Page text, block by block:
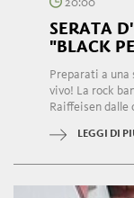
20:00
SERATA
"BLACK
Preparati a una
vivo! La rock
Raiffeisen dalle
LEGGI DI